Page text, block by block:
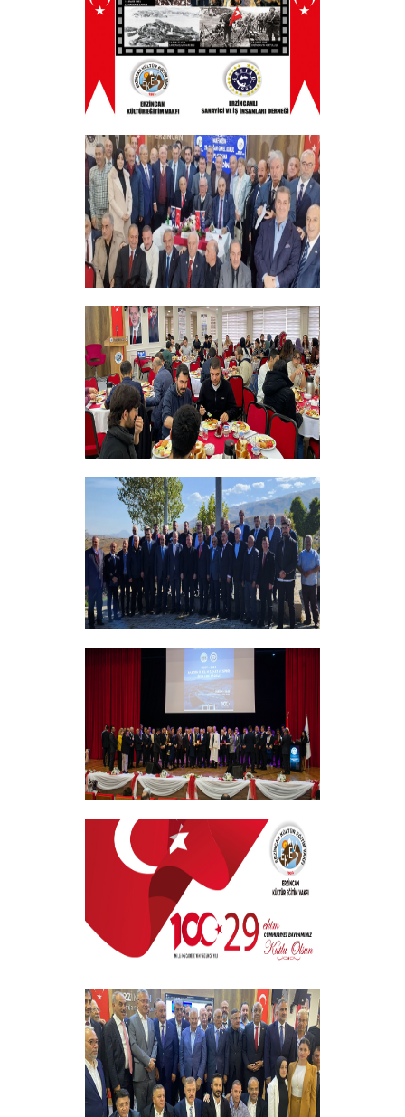
+
ERZINCAN VE TÜM SEHITLERI ANMA
PROGRAMI
+
Vakfımızın 28. Olağan genel kurulu
Yapıldı
+
Bursiyer Tanışma Toplantısı Yapıldı
+
Vakıf Yönetim Kurulumuz Erzincan
Kemah'da Bir Takım Ziyaretlerde
+
EKEV “Akademik Bilim, Sanat ve Spor
Ödülleri” Töreni Yapıldı
+
29 EKİM CUMHURİYET BAYRAMI
+